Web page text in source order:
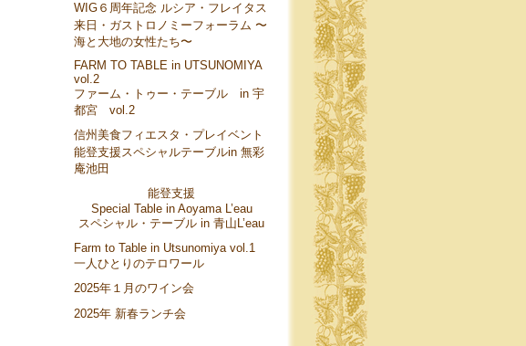
WIG６周年記念 ルシア・フレイタス
来日・ガストロノミーフォーラム 〜
海と大地の女性たち〜
FARM TO TABLE in UTSUNOMIYA
vol.2
ファーム・トゥー・テーブル in 宇
都宮 vol.2
信州美食フィエスタ・プレイベント
能登支援スペシャルテーブルin 無彩
庵池田
能登支援
Special Table in Aoyama L’eau
スペシャル・テーブル in 青山L’eau
Farm to Table in Utsunomiya vol.1
一人ひとりのテロワール
2025年１月のワイン会
2025年 新春ランチ会